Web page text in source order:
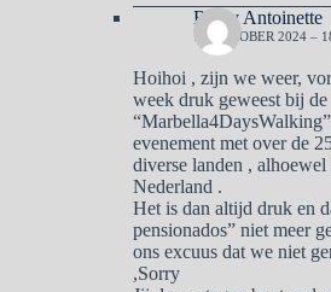
Ben y Antoinette
12 OKTOBER 2024 –
Hoihoi , zijn we weer,
week druk geweest bij de
evenement met over de
diverse landen , alhoewel
Nederland .
Het is dan altijd druk en
pensionados” niet meer
ons excuus dat we niet
,Sorry